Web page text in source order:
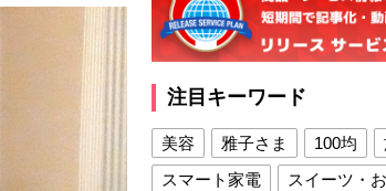
注目キーワード
美容 雅子さま 100均
スマート家電
スイーツ・